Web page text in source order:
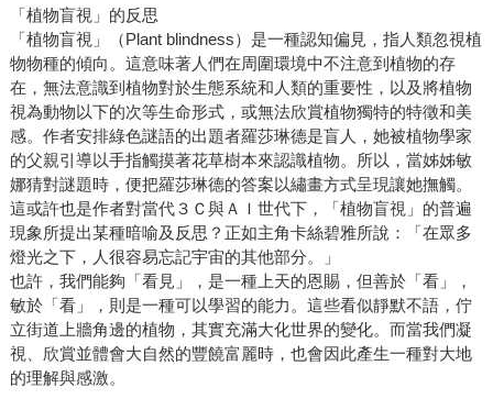
「植物盲視」的反思
「植物盲視」（Plant blindness）是一種認知偏見，指人類忽視植
物物種的傾向。這意味著人們在周圍環境中不注意到植物的存
在，無法意識到植物對於生態系統和人類的重要性，以及將植物
視為動物以下的次等生命形式，或無法欣賞植物獨特的特徵和美
感。作者安排綠色謎語的出題者羅莎琳德是盲人，她被植物學家
的父親引導以手指觸摸著花草樹本來認識植物。所以，當姊姊敏
娜猜對謎題時，便把羅莎琳德的答案以繡畫方式呈現讓她撫觸。
這或許也是作者對當代３Ｃ與ＡＩ世代下，「植物盲視」的普遍
現象所提出某種暗喻及反思？正如主角卡絲碧雅所說：「在眾多
燈光之下，人很容易忘記宇宙的其他部分。」
也許，我們能夠「看見」，是一種上天的恩賜，但善於「看」，
敏於「看」，則是一種可以學習的能力。這些看似靜默不語，佇
立街道上牆角邊的植物，其實充滿大化世界的變化。而當我們凝
視、欣賞並體會大自然的豐饒富麗時，也會因此產生一種對大地
的理解與感激。